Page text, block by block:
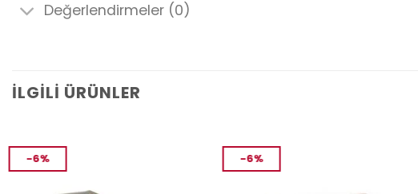
Değerlendirmeler (0)
İLGILI ÜRÜNLER
-6% -6%